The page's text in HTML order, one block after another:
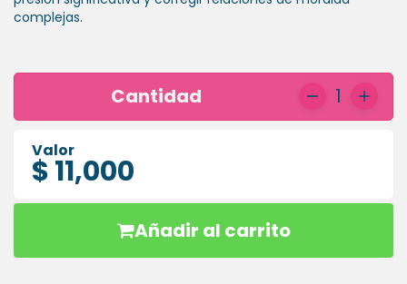
complejas.
Cantidad 1
Valor
$ 11,000
Añadir al carrito
ODONTOLÓGICOS
LABORATORIO
HIGIENE
ORAL
PLACAS